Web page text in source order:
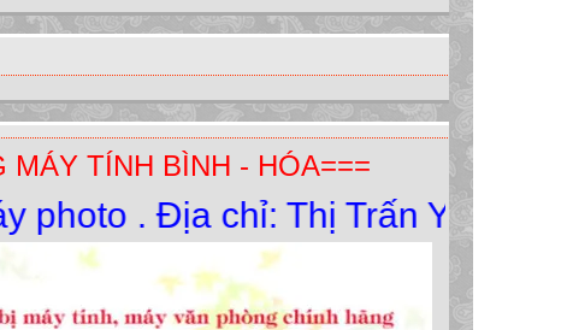
MÁY TÍNH BÌNH - HÓA===
. Địa chỉ: Thị Trấn Yên Minh -